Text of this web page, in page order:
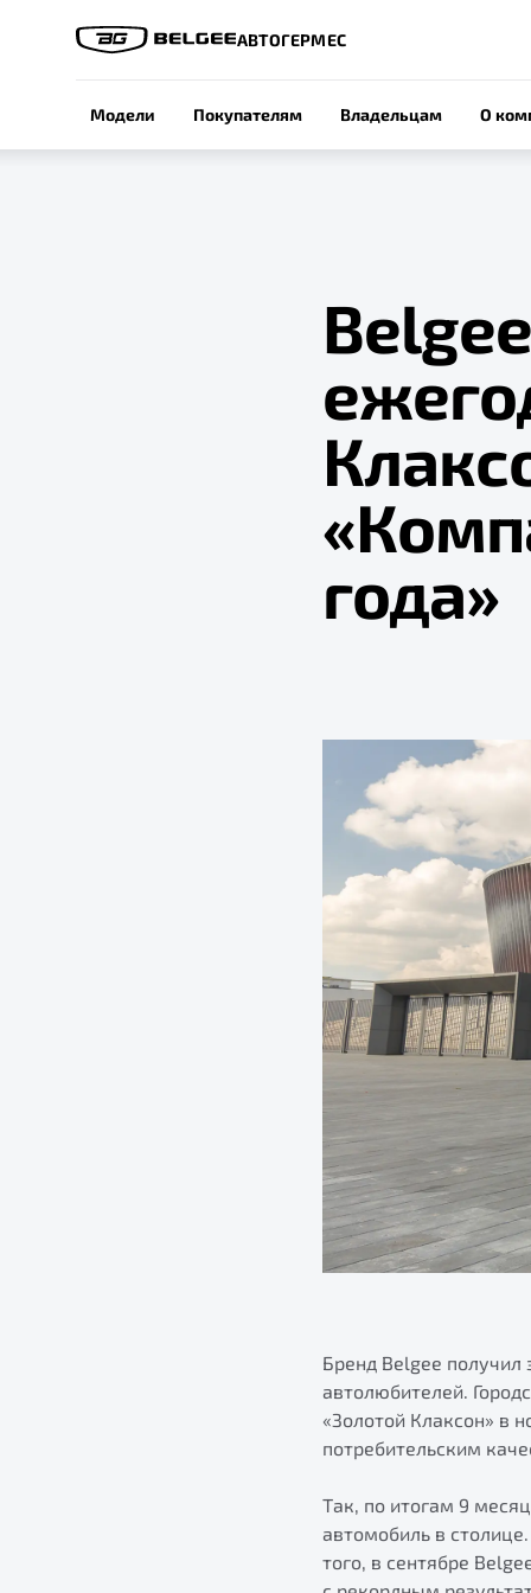
АВТОГЕРМЕС
Модели Покупателям Владельцам О
года»
Бренд Belgee
автолюбителей.
«Золотой Клаксон» в
потребительским
Так, по итогам 9
автомобиль в
того, в сентябре